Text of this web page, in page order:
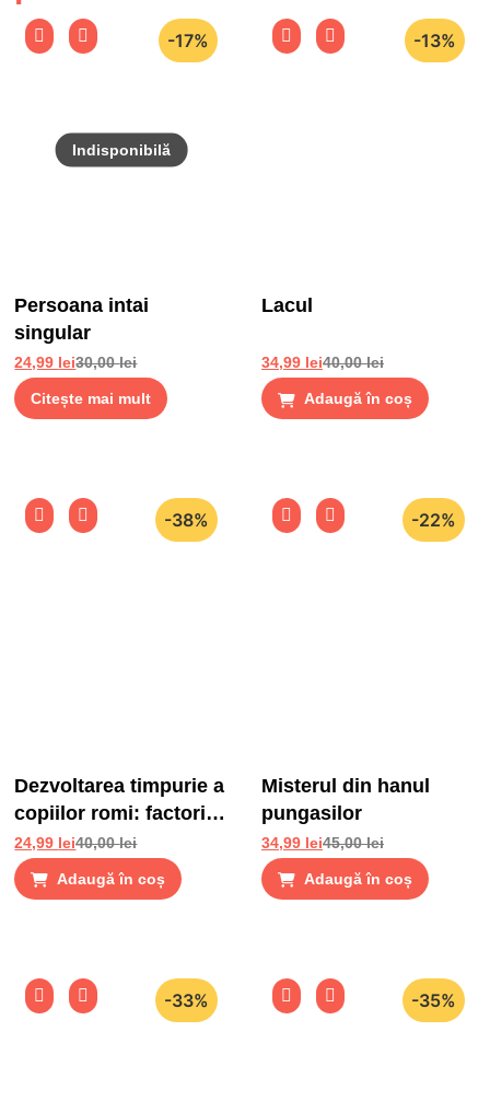
-17%
Persoana intai
singular
30,00lei
24,99 lei
Citește mai mult
-13%
Lacul
40,00lei
34,99 lei
Adaugă în coș
-38%
Dezvoltarea timpurie a
copiilor romi: factori
de risc si factori de
protectie
40,00lei
24,99 lei
Adaugă în coș
-22%
Misterul din hanul
pungasilor
45,00lei
34,99 lei
Adaugă în coș
-33% -35%